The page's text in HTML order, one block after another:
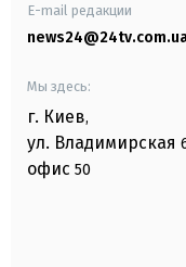
E-mail редакции
Мы здесь:
г. Киев,
ул. Владимирская
офис 50